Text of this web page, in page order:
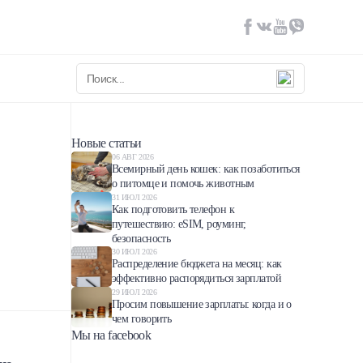
Новые статьи
06 АВГ 2026
Всемирный день кошек: как позаботиться
о питомце и помочь животным
31 ИЮЛ 2026
Как подготовить телефон к
путешествию: eSIM, роуминг,
безопасность
30 ИЮЛ 2026
Распределение бюджета на месяц: как
эффективно распорядиться зарплатой
29 ИЮЛ 2026
Просим повышение зарплаты: когда и о
чем говорить
Мы на facebook